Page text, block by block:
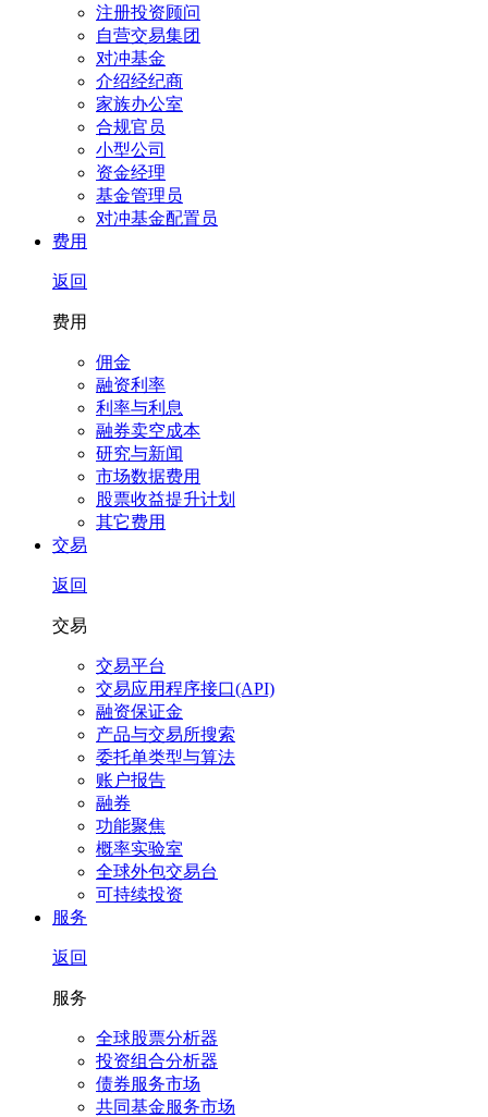
注册投资顾问
自营交易集团
对冲基金
介绍经纪商
家族办公室
合规官员
小型公司
资金经理
基金管理员
对冲基金配置员
费用
返回
费用
佣金
融资利率
利率与利息
融券卖空成本
研究与新闻
市场数据费用
股票收益提升计划
其它费用
交易
返回
交易
交易平台
交易应用程序接口(API)
融资保证金
产品与交易所搜索
委托单类型与算法
账户报告
融券
功能聚焦
概率实验室
全球外包交易台
可持续投资
服务
返回
服务
全球股票分析器
投资组合分析器
债券服务市场
共同基金服务市场